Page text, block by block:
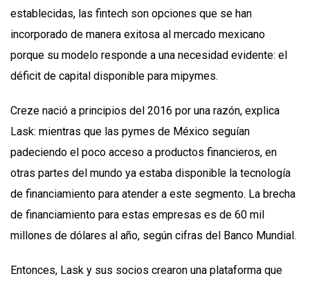
establecidas, las fintech son opciones que se han
incorporado de manera exitosa al mercado mexicano
porque su modelo responde a una necesidad evidente: el
déficit de capital disponible para mipymes.
Creze nació a principios del 2016 por una razón, explica
Lask: mientras que las pymes de México seguían
padeciendo el poco acceso a productos financieros, en
otras partes del mundo ya estaba disponible la tecnología
de financiamiento para atender a este segmento. La brecha
de financiamiento para estas empresas es de 60 mil
millones de dólares al año, según cifras del Banco Mundial.
Entonces, Lask y sus socios crearon una plataforma que